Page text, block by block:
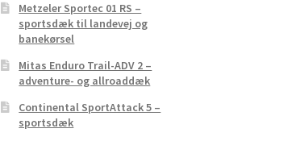
Metzeler Sportec 01 RS –
sportsdæk til landevej og
banekørsel
Mitas Enduro Trail-ADV 2 –
adventure- og allroaddæk
Continental SportAttack 5 –
sportsdæk